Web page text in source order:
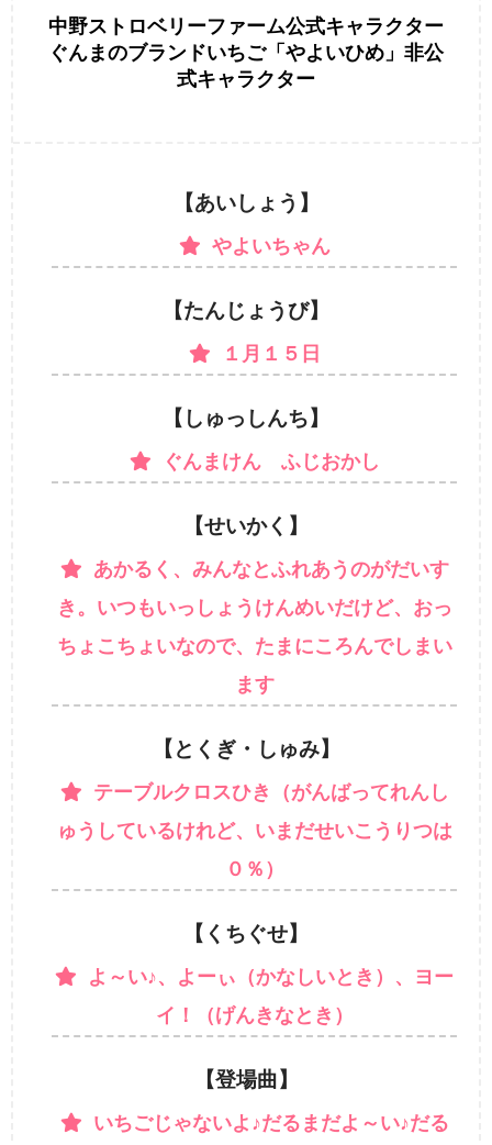
中野ストロベリーファーム公式キャラクター
ぐんまのブランドいちご「やよいひめ」非公
式キャラクター
【あいしょう】
やよいちゃん
【たんじょうび】
１月１５日
【しゅっしんち】
ぐんまけん ふじおかし
【せいかく】
あかるく、みんなとふれあうのがだいす
き。いつもいっしょうけんめいだけど、おっ
ちょこちょいなので、たまにころんでしまい
ます
【とくぎ・しゅみ】
テーブルクロスひき（がんばってれんし
ゅうしているけれど、いまだせいこうりつは
０％）
【くちぐせ】
よ～い♪、よーぃ（かなしいとき）、ヨー
イ！（げんきなとき）
【登場曲】
いちごじゃないよ♪だるまだよ～い♪だる